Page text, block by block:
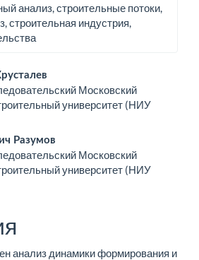
анализ, строительные потоки,
строительная индустрия,
Московский
университет (НИУ
Разумов
Московский
университет (НИУ
анализ динамики формирования и